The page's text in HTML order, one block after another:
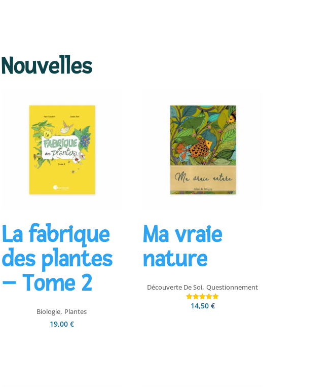
La fabrique
des plantes
– Tome 2
Biologie, Plantes
19,00 €
Ma vraie
nature
Découverte De Soi,Questionnement
Note
14,50 €